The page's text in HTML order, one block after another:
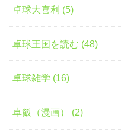
卓球大喜利 (5)
卓球王国を読む (48)
卓球雑学 (16)
卓飯（漫画） (2)